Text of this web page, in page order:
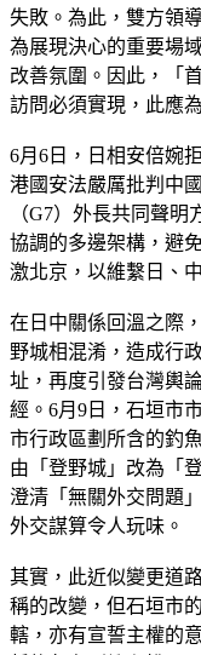
失敗。為此，雙方領
為展現決心的重要場
改善氛圍。因此，「
訪問必須實現，此應
6月6日，日相安倍婉
港國安法嚴厲批判中
（G7）外長共同聲
協調的多邊架構，避
激北京，以維繫日、
在日中關係回溫之際
野城相混淆，造成行
址，再度引發台灣輿
經。6月9日，石垣市
市行政區劃所含的釣
由「登野城」改為「
澄清「無關外交問題
外交謀算令人玩味。
其實，此近似變更道
稱的改變，但石垣市
轄，亦有宣誓主權的